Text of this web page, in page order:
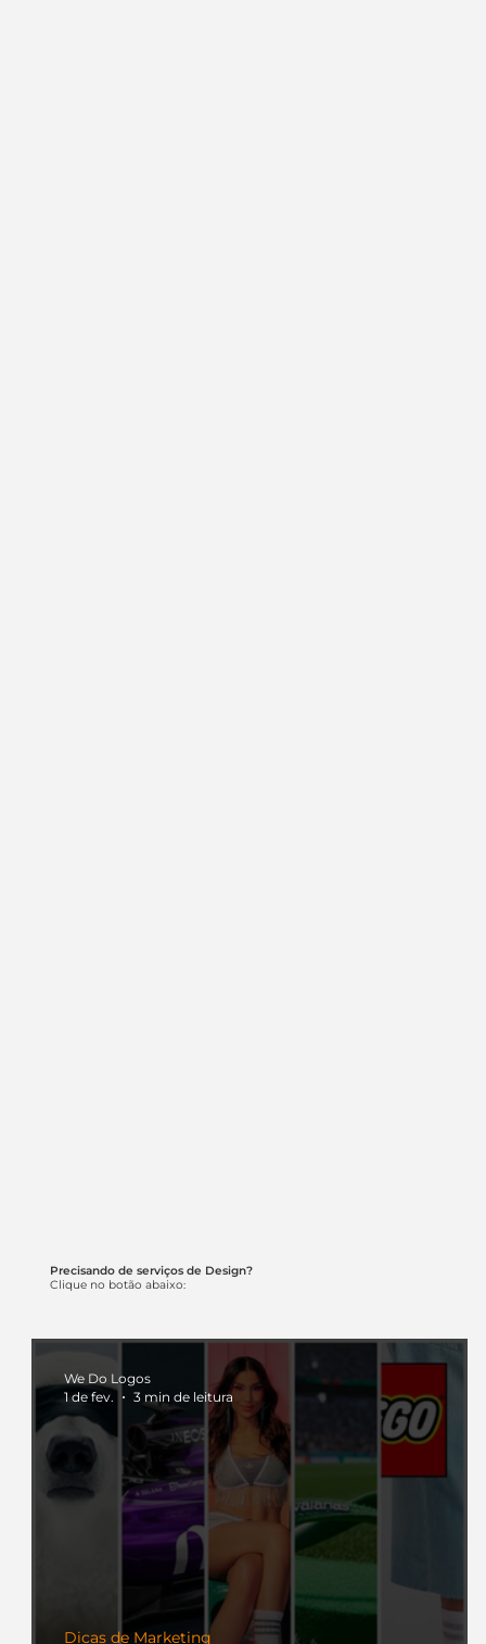
Precisando de serviços de Design?
Clique no botão abaixo:
Dicas de Marketing
We Do Logos
1 de fev.
3 min de leitura